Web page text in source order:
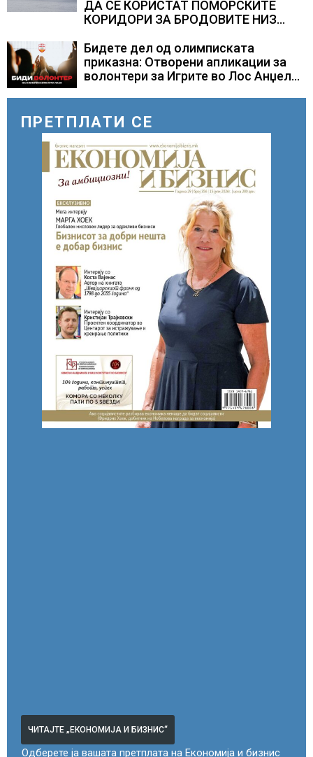
ДА СЕ КОРИСТАТ ПОМОРСКИТЕ
КОРИДОРИ ЗА БРОДОВИТЕ НИЗ
Бидете дел од олимписката
приказна: Отворени апликации за
волонтери за Игрите во Лос Анџелес
ПРЕТПЛАТИ СЕ
ЧИТАЈТЕ „ЕКОНОМИЈА И БИЗНИС“
Одберете ја вашата претплата на Економија и бизнис